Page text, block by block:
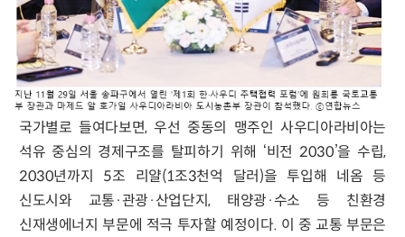
국가별로 들여다보면, 우선 중동의 맹주인 사우디아라비아는
석유 중심의 경제구조를 탈피하기 위해 ‘비전 2030’을 수립,
2030년까지 5조 리얄(1조3천억 달러)을 투입해 네옴 등
신도시와 교통·관광·산업단지, 태양광·수소 등 친환경
신재생에너지 부문에 적극 투자할 예정이다. 이 중 교통 부문은